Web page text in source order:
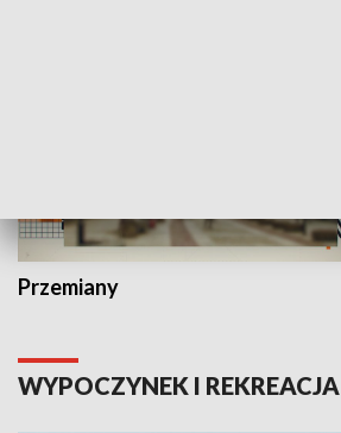
Przemiany
WYPOCZYNEK I REKREACJA